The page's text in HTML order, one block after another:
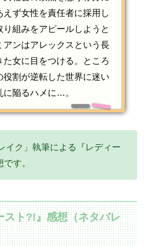
ず女性を責任者に採用し
組みをアピールしようと
ンはアレックスという長
女に目をつける。ところ
割が逆転した世界に迷い
陥るハメに…。
イク」執筆による『レディー
す。
スト?!』感想（ネタバレ